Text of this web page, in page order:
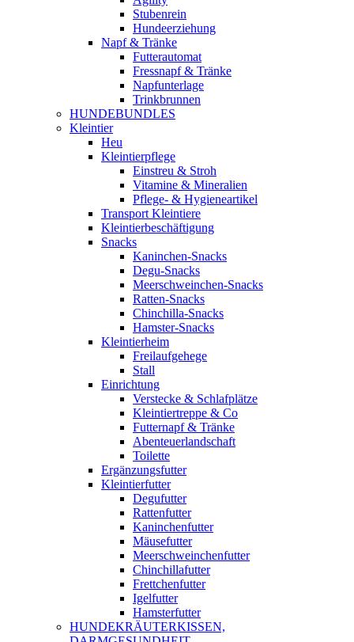
Stubenrein
Hundeerziehung
Napf & Tränke
Futterautomat
Fressnapf & Tränke
Napfunterlage
Trinkbrunnen
HUNDEBUNDLES
Kleintier
Heu
Kleintierpflege
Einstreu & Stroh
Vitamine & Mineralien
Pflege- & Hygieneartikel
Transport Kleintiere
Kleintierbeschäftigung
Snacks
Kaninchen-Snacks
Degu-Snacks
Meerschweinchen-Snacks
Ratten-Snacks
Chinchilla-Snacks
Hamster-Snacks
Kleintierheim
Freilaufgehege
Stall
Einrichtung
Verstecke & Schlafplätze
Kleintiertreppe & Co
Futternapf & Tränke
Abenteuerlandschaft
Toilette
Ergänzungsfutter
Kleintierfutter
Degufutter
Rattenfutter
Kaninchenfutter
Mäusefutter
Meerschweinchenfutter
Chinchillafutter
Frettchenfutter
Igelfutter
Hamsterfutter
HUNDEKRÄUTERKISSEN,